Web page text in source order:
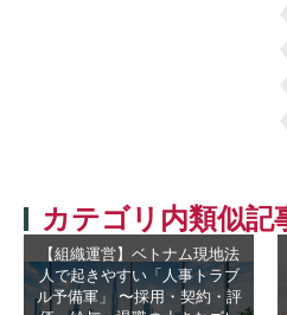
カテゴリ内類似記
【組織運営】ベトナム現地法
人で起きやすい「人事トラブ
ル予備軍」 〜採用・契約・評